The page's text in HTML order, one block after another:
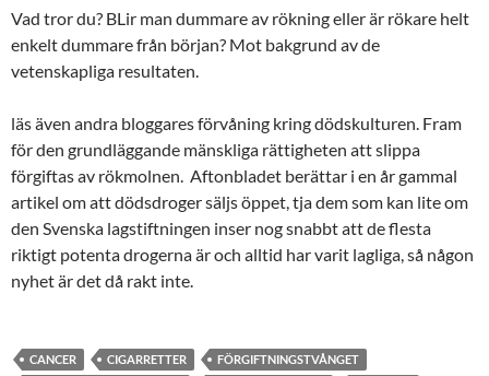
Vad tror du? BLir man dummare av rökning eller är rökare helt
enkelt dummare från början? Mot bakgrund av de
vetenskapliga resultaten.
läs även andra bloggares förvåning kring dödskulturen. Fram
för den grundläggande mänskliga rättigheten att slippa
förgiftas av rökmolnen. Aftonbladet berättar i en år gammal
artikel om att dödsdroger säljs öppet, tja dem som kan lite om
den Svenska lagstiftningen inser nog snabbt att de flesta
riktigt potenta drogerna är och alltid har varit lagliga, så någon
nyhet är det då rakt inte.
CANCER CIGARRETTER
FÖRGIFTNINGSTVÅNGET